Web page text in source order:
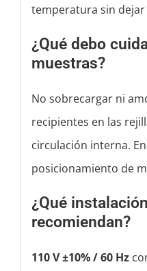
temperatura sin
¿Qué debo
muestras?
No sobrecargar ni
recipientes en las
circulación interna.
posicionamiento de
¿Qué
recomiendan?
110 V ±10% / 60 Hz